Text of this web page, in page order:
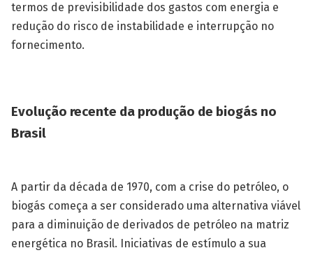
termos de previsibilidade dos gastos com energia e
redução do risco de instabilidade e interrupção no
fornecimento.
Evolução recente da produção de biogás no
Brasil
A partir da década de 1970, com a crise do petróleo, o
biogás começa a ser considerado uma alternativa viável
para a diminuição de derivados de petróleo na matriz
energética no Brasil. Iniciativas de estímulo a sua